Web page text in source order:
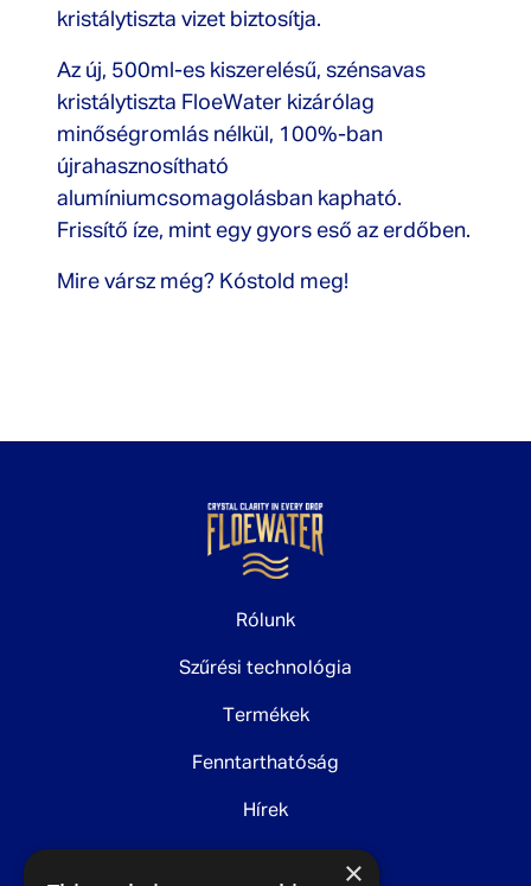
kristálytiszta vizet biztosítja.
Az új, 500ml-es kiszerelésű, szénsavas
kristálytiszta FloeWater kizárólag
minőségromlás nélkül, 100%-ban
újrahasznosítható
alumíniumcsomagolásban kapható.
Frissítő íze, mint egy gyors eső az erdőben.
Mire vársz még? Kóstold meg!
Rólunk
Szűrési technológia
Termékek
Fenntarthatóság
Hírek
×